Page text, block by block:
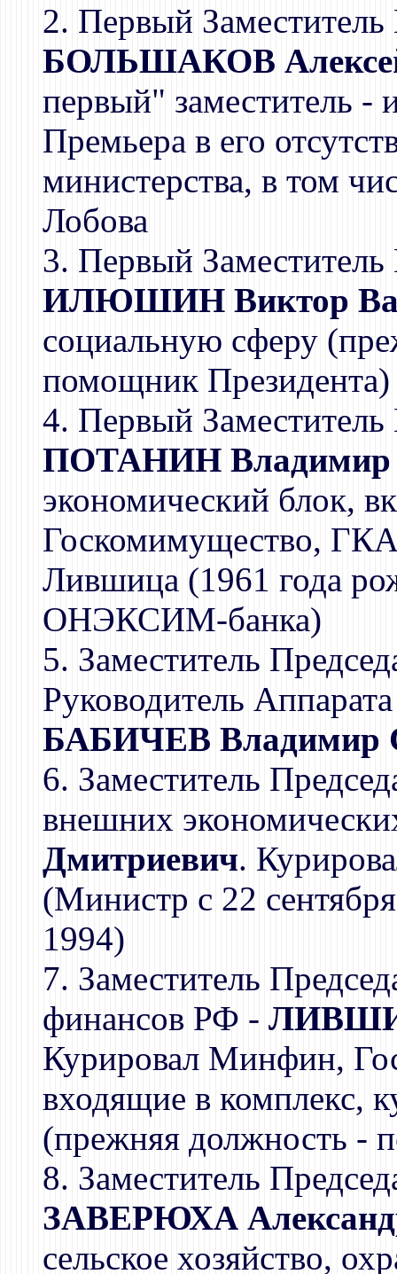
2. Первый Заместитель
БОЛЬШАКОВ Алексей
первый" заместитель -
Премьера в его
министерства, в том
Лобова
3. Первый Заместитель
ИЛЮШИН Виктор
социальную сферу
помощник Президента)
4. Первый Заместитель
ПОТАНИН Владимир
экономический блок,
Госкомимущество,
Лившица (1961 года
ОНЭКСИМ-банка)
5. Заместитель
Руководитель
БАБИЧЕВ Владимир
6. Заместитель
внешних
Дмитриевич.
(Министр с 22
1994)
7. Заместитель
финансов РФ -
Курировал Минфин,
входящие в комплекс,
(прежняя должность -
8. Заместитель
ЗАВЕРЮХА
сельское хозяйство,